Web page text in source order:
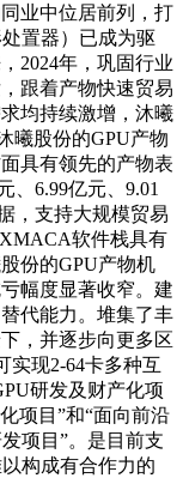
业中位居前列，打
置器）已成为驱
2024年，巩固行业
跟着产物快速贸易
均持续激增，沐曦
曦股份的GPU产物
具有领先的产物表
、6.99亿元、9.01
，支持大规模贸易
软件栈具有
份的GPU产物机
幅度显著收窄。建
代能力。堆集了丰
，并逐步向更多区
实现2-64卡多种互
研发及财产化项
项目”和“面向前沿
项目”。是目前支
构成有合作力的